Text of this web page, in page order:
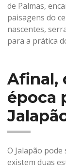
de Palmas,
paisagens do
nascentes,
para a prática
Afinal,
época
O Jalapão
existem duas